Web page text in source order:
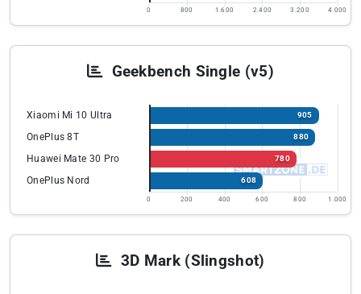
0 800 1.600 2.400 3.200 4.000
Geekbench Single (v5)
Xiaomi Mi 10 Ultra 905
OnePlus 8T 880
Huawei Mate 30 Pro 780
OnePlus Nord 608
0 200 400 600 800 1.000
3D Mark (Slingshot)